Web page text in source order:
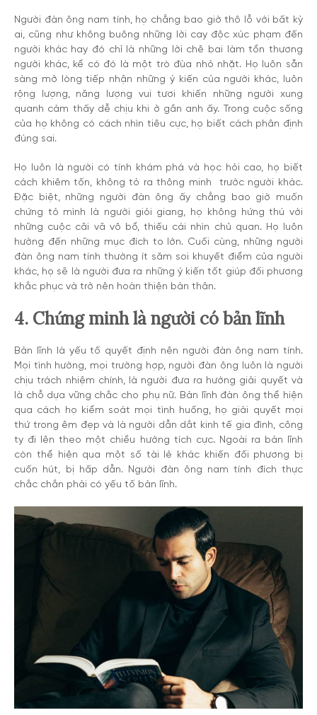
Người đàn ông nam tính, họ chẳng bao giờ thô lỗ với bất kỳ
ai, cũng như không buông những lời cay độc xúc phạm đến
người khác hay đó chỉ là những lời chê bai làm tổn thương
người khác, kể có đó là một trò đùa nhỏ nhặt. Họ luôn sẵn
sàng mở lòng tiếp nhận những ý kiến của người khác, luôn
rộng lượng, năng lượng vui tươi khiến những người xung
quanh cảm thấy dễ chịu khi ở gần anh ấy. Trong cuộc sống
của họ không có cách nhìn tiêu cực, họ biết cách phân định
đúng sai.
Họ luôn là người có tính khám phá và học hỏi cao, họ biết
cách khiêm tốn, không tỏ ra thông minh trước người khác.
Đặc biệt, những người đàn ông ấy chẳng bao giờ muốn
chứng tỏ mình là người giỏi giang, họ không hứng thú với
những cuộc cãi vã vô bổ, thiếu cái nhìn chủ quan. Họ luôn
hướng đến những mục đích to lớn. Cuối cùng, những người
đàn ông nam tính thường ít săm soi khuyết điểm của người
khác, họ sẽ là người đưa ra những ý kiến tốt giúp đối phương
khắc phục và trở nên hoàn thiện bản thân.
4. Chứng minh là người có bản lĩnh
Bản lĩnh là yếu tố quyết định nên người đàn ông nam tính.
Mọi tình hường, mọi trường hợp, người đàn ông luôn là người
chịu trách nhiệm chính, là người đưa ra hướng giải quyết và
là chỗ dựa vững chắc cho phụ nữ. Bản lĩnh đàn ông thể hiện
qua cách họ kiểm soát mọi tình huống, họ giải quyết mọi
thứ trong êm đẹp và là người dẫn dắt kinh tế gia đình, công
ty đi lên theo một chiều hướng tích cực. Ngoài ra bản lĩnh
còn thể hiện qua một số tài lẻ khác khiến đối phương bị
cuốn hút, bị hấp dẫn. Người đàn ông nam tính đích thực
chắc chắn phải có yếu tố bản lĩnh.